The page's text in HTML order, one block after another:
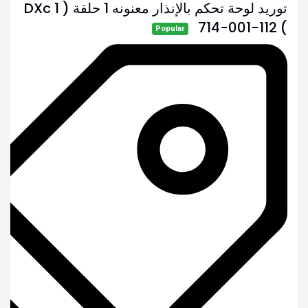
توريد لوحة تحكم بالإنذار معنونه 1 حلقة ( DXc 1
) 714-001-112
Popular